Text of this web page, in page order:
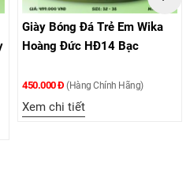
Giày Bóng Đá Trẻ Em Wika
Hoàng Đức HĐ14 Bạc
450.000 Đ(Hàng Chính Hãng)
Xem chi tiết